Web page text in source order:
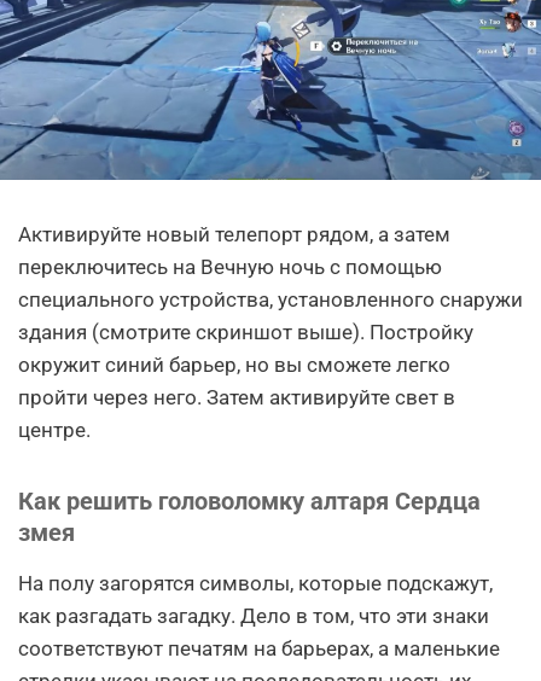
Активируйте новый телепорт рядом, а затем
переключитесь на Вечную ночь с помощью
специального устройства, установленного снаружи
здания (смотрите скриншот выше). Постройку
окружит синий барьер, но вы сможете легко
пройти через него. Затем активируйте свет в
центре.
Как решить головоломку алтаря Сердца
змея
На полу загорятся символы, которые подскажут,
как разгадать загадку. Дело в том, что эти знаки
соответствуют печатям на барьерах, а маленькие